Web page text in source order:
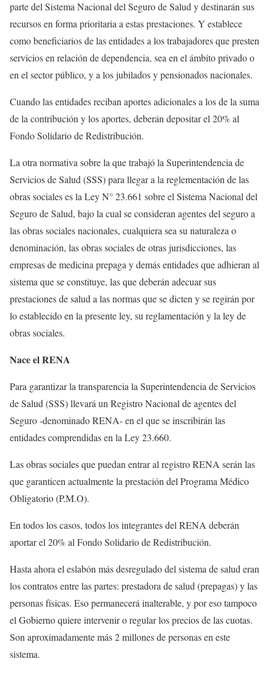
parte del Sistema Nacional del Seguro de Salud y destinarán sus
recursos en forma prioritaria a estas prestaciones. Y establece
como beneficiarios de las entidades a los trabajadores que presten
servicios en relación de dependencia, sea en el ámbito privado o
en el sector público, y a los jubilados y pensionados nacionales.
Cuando las entidades reciban aportes adicionales a los de la suma
de la contribución y los aportes, deberán depositar el 20% al
Fondo Solidario de Redistribución.
La otra normativa sobre la que trabajó la Superintendencia de
Servicios de Salud (SSS) para llegar a la reglementación de las
obras sociales es la Ley N° 23.661 sobre el Sistema Nacional del
Seguro de Salud, bajo la cual se consideran agentes del seguro a
las obras sociales nacionales, cualquiera sea su naturaleza o
denominación, las obras sociales de otras jurisdicciones, las
empresas de medicina prepaga y demás entidades que adhieran al
sistema que se constituye, las que deberán adecuar sus
prestaciones de salud a las normas que se dicten y se regirán por
lo establecido en la presente ley, su reglamentación y la ley de
obras sociales.
Nace el RENA
Para garantizar la transparencia la Superintendencia de Servicios
de Salud (SSS) llevará un Registro Nacional de agentes del
Seguro -denominado RENA- en el que se inscribirán las
entidades comprendidas en la Ley 23.660.
Las obras sociales que puedan entrar al registro RENA serán las
que garanticen actualmente la prestación del Programa Médico
Obligatorio (P.M.O).
En todos los casos, todos los integrantes del RENA deberán
aportar el 20% al Fondo Solidario de Redistribución.
Hasta ahora el eslabón más desregulado del sistema de salud eran
los contratos entre las partes: prestadora de salud (prepagas) y las
personas físicas. Eso permanecerá inalterable, y por eso tampoco
el Gobierno quiere intervenir o regular los precios de las cuotas.
Son aproximadamente más 2 millones de personas en este
sistema.